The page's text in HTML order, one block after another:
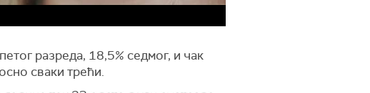
разреда, 18,5% седмог, и чак
сваки трећи.